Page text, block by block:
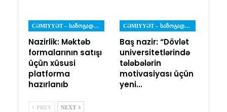
CƏMIYYƏT – ᲡᲐᲖᲝᲒᲐᲓᲝᲔᲑᲐ
Nazirlik: Məktəb
formalarının satışı
üçün xüsusi
platforma
hazırlanıb
CƏMIYYƏT – ᲡᲐᲖᲝᲒᲐᲓᲝᲔᲑᲐ
Baş nazir: “Dövlət
universitetlərində
tələbələrin
motivasiyası üçün
yeni…
PREV NEXT